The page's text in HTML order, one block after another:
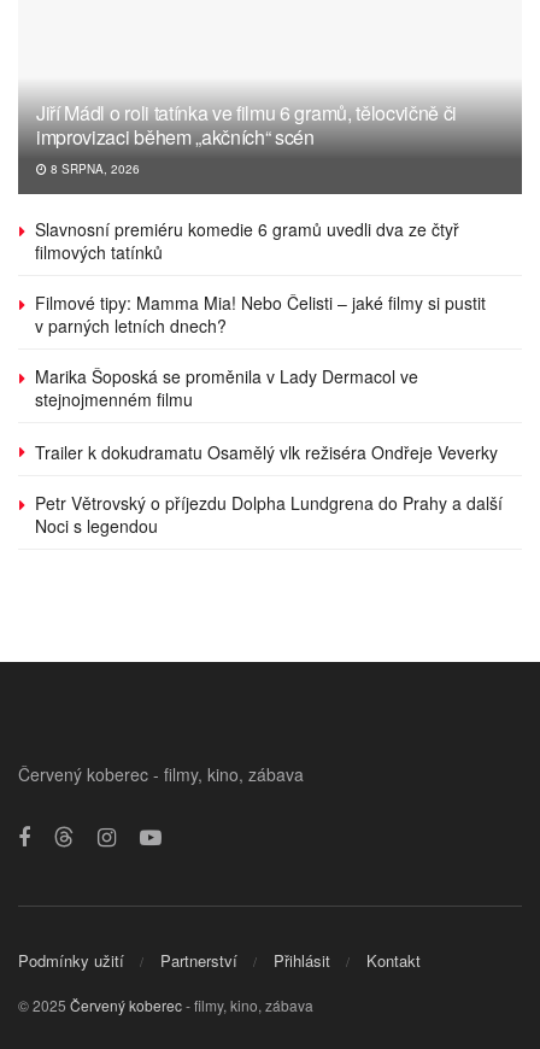
Jiří Mádl o roli tatínka ve filmu 6 gramů, tělocvičně či
improvizaci během „akčních“ scén
8 SRPNA, 2026
Slavnosní premiéru komedie 6 gramů uvedli dva ze čtyř
filmových tatínků
Filmové tipy: Mamma Mia! Nebo Čelisti – jaké filmy si pustit
v parných letních dnech?
Marika Šoposká se proměnila v Lady Dermacol ve
stejnojmenném filmu
Trailer k dokudramatu Osamělý vlk režiséra Ondřeje Veverky
Petr Větrovský o příjezdu Dolpha Lundgrena do Prahy a další
Noci s legendou
Červený koberec - filmy, kino, zábava
Podmínky užití Partnerství Přihlásit Kontakt
© 2025 Červený koberec- filmy, kino, zábava